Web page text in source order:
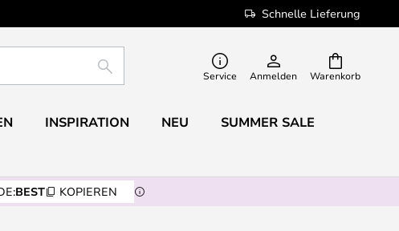
Schnelle Lieferung
Warenkorb
SUCHE Service Anmelden
INSPIRATION NEU SUMMER SALE
BEST KOPIEREN